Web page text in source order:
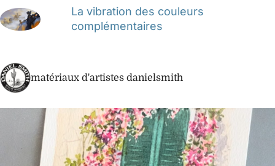
La vibration des couleurs
complémentaires
matériaux d'artistes danielsmith